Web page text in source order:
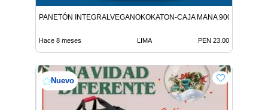
PANETÓN INTEGRALVEGANOKOKATON-CAJA MANA 900G
Hace 8 meses LIMA PEN 23.00
Nuevo